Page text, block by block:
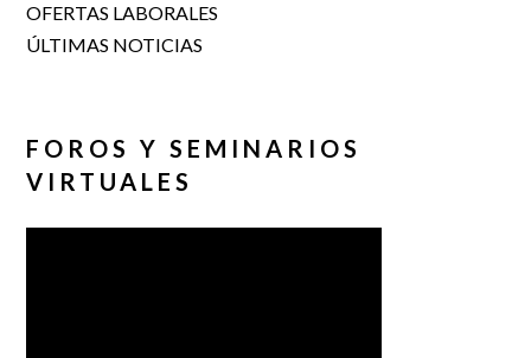
OFERTAS LABORALES
ÚLTIMAS NOTICIAS
FOROS Y SEMINARIOS
VIRTUALES